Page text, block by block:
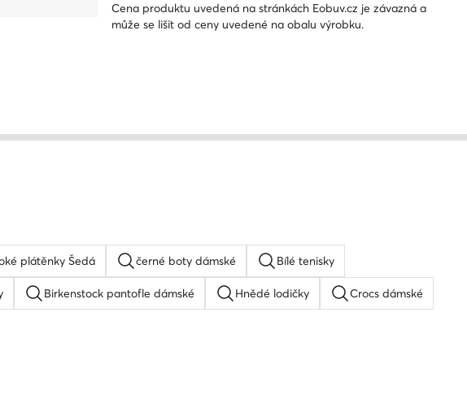
Cena produktu uvedená na stránkách Eobuv.cz je závazná a
může se lišit od ceny uvedené na obalu výrobku.
plátěnky Šedá černé boty dámské Bílé tenisky
Birkenstock pantofle dámské Hnědé lodičky Crocs dámské